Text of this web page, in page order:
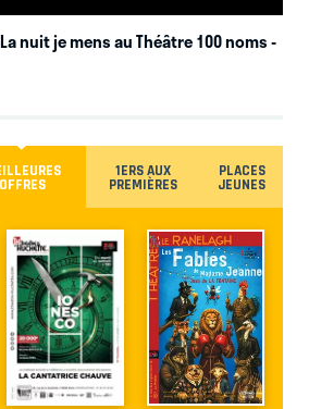
nuit je mens au Théâtre 100 noms-
OFFRES
1ERS AUX
PREMIÈRES
PLACES
JEUNES